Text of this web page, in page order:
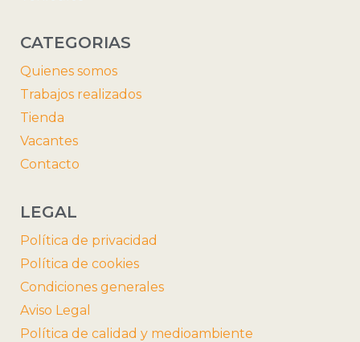
CATEGORIAS
Quienes somos
Trabajos realizados
Tienda
Vacantes
Contacto
LEGAL
Política de privacidad
Política de cookies
Condiciones generales
Aviso Legal
Política de calidad y medioambiente